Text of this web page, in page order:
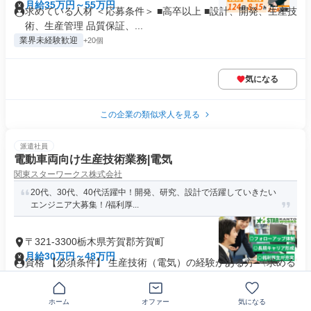
月給35万円～55万円
求めている人材 ＜応募条件＞ ■高卒以上 ■設計、開発、生産技
術、生産管理 品質保証、...
業界未経験歓迎 +20個
気になる
この企業の類似求人を見る
派遣社員
電動車両向け生産技術業務|電気
関東スターワークス株式会社
20代、30代、40代活躍中！開発、研究、設計で活躍していきたい
エンジニア大募集！/福利厚...
〒321-3300栃木県芳賀郡芳賀町
月給30万円～48万円
資格 【必須条件】 生産技術（電気）の経験がある方 〈求める
業界未経験歓迎
ホーム オファー 気になる